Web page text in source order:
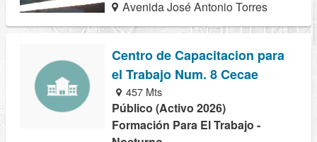
Avenida José Antonio Torres
Centro de Capacitacion para
el Trabajo Num. 8 Cecae
457 Mts
Público (Activo 2026)
Formación Para El Trabajo -